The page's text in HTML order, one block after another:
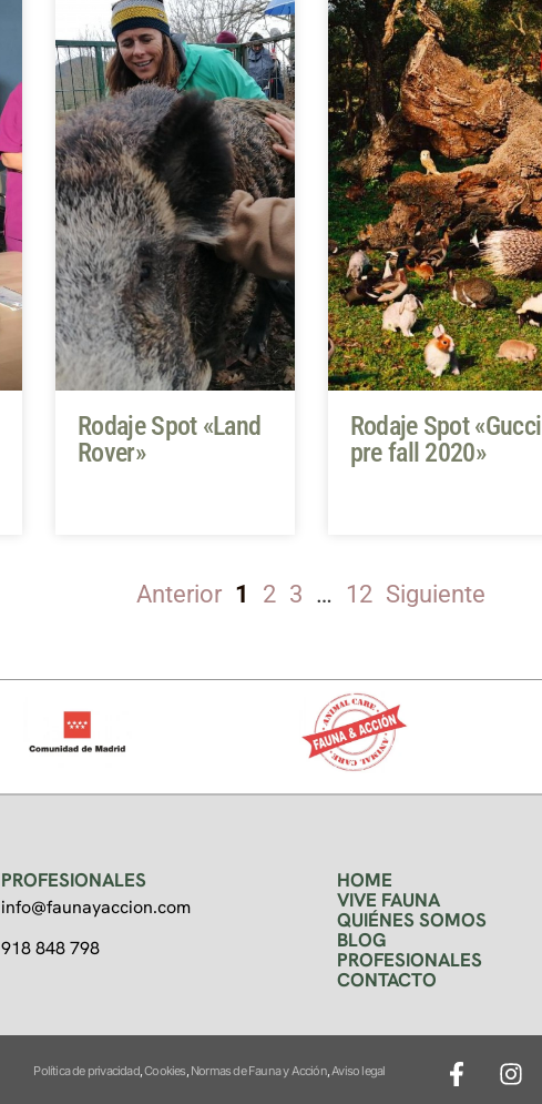
Rodaje Spot «Land
Rover»
Rodaje Spot «Gucci
pre fall 2020»
Anterior 1 2 3 … 12 Siguiente
PROFESIONALES
info@faunayaccion.com
918 848 798
HOME
VIVE FAUNA
QUIÉNES SOMOS
BLOG
PROFESIONALES
CONTACTO
Política de privacidad,Cookies, Normas de Fauna y Acción,Aviso legal